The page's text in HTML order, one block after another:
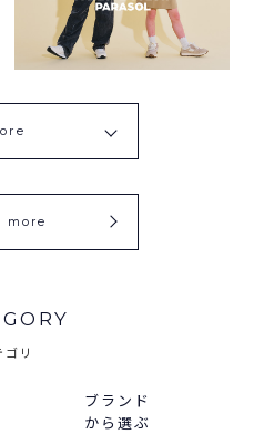
more
ゴリ
ブランド
から選ぶ